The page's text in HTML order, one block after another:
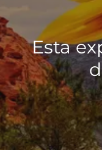
Esta